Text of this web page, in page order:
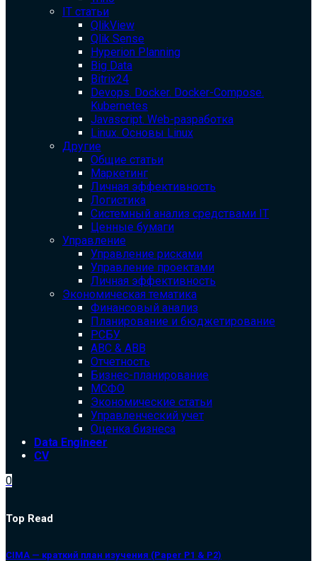
IT статьи
QlikView
Qlik Sense
Hyperion Planning
Big Data
Bitrix24
Devops. Docker. Docker-Compose.
Kubernetes
Javascript. Web-разработка
Linux. Основы Linux
Другие
Общие статьи
Маркетинг
Личная эффективность
Логистика
Системный анализ средствами IT
Ценные бумаги
Управление
Управление рисками
Управление проектами
Личная эффективность
Экономическая тематика
Финансовый анализ
Планирование и бюджетирование
РСБУ
ABC & ABB
Отчетность
Бизнес-планирование
МСФО
Экономические статьи
Управленческий учет
Оценка бизнеса
Data Engineer
CV
0
Top Read
CIMA — краткий план изучения (Paper P1 & P2)